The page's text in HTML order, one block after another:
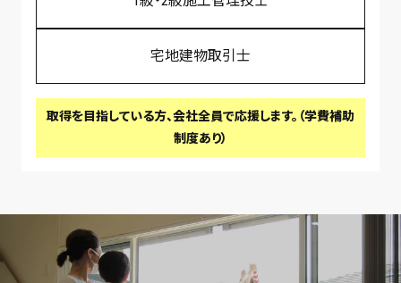
宅地建物取引士
取得を目指している方、会社全員で応援します。（学費補助
制度あり）